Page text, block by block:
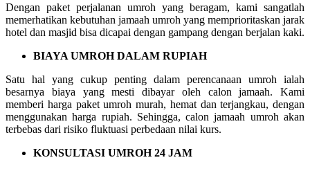
Dengan paket perjalanan umroh yang beragam, kami sangatlah
memerhatikan kebutuhan jamaah umroh yang memprioritaskan jarak
hotel dan masjid bisa dicapai dengan gampang dengan berjalan kaki.
BIAYA UMROH DALAM RUPIAH
Satu hal yang cukup penting dalam perencanaan umroh ialah
besarnya biaya yang mesti dibayar oleh calon jamaah. Kami
memberi harga paket umroh murah, hemat dan terjangkau, dengan
menggunakan harga rupiah. Sehingga, calon jamaah umroh akan
terbebas dari risiko fluktuasi perbedaan nilai kurs.
KONSULTASI UMROH 24 JAM